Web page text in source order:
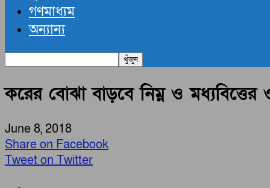
গণমাধ্যম
অন্যান্য
করের বোঝা বাড়বে নিম্ন ও
June 8, 2018
Share on Facebook
Tweet on Twitter